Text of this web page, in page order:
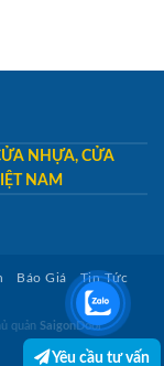
NHỰA, CỬA
NAM
Báo Giá
Tin Tức
quản SaigonDoor
Yêu cầu tư vấn